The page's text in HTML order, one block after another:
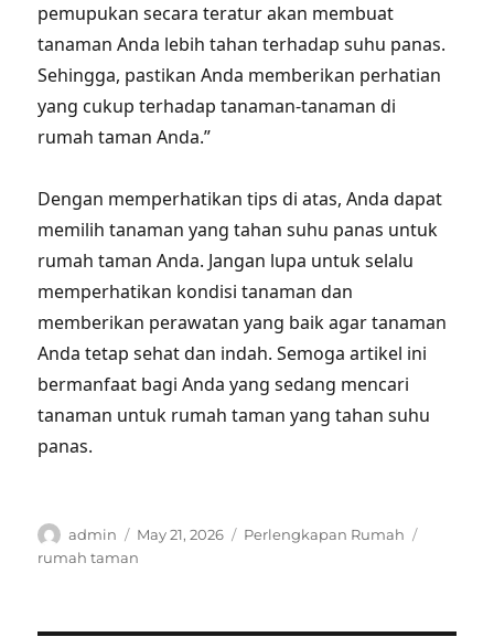
pemupukan secara teratur akan membuat
tanaman Anda lebih tahan terhadap suhu panas.
Sehingga, pastikan Anda memberikan perhatian
yang cukup terhadap tanaman-tanaman di
rumah taman Anda.”
Dengan memperhatikan tips di atas, Anda dapat
memilih tanaman yang tahan suhu panas untuk
rumah taman Anda. Jangan lupa untuk selalu
memperhatikan kondisi tanaman dan
memberikan perawatan yang baik agar tanaman
Anda tetap sehat dan indah. Semoga artikel ini
bermanfaat bagi Anda yang sedang mencari
tanaman untuk rumah taman yang tahan suhu
panas.
Author
admin
Posted
on
May 21, 2026 Categories
Perlengkapan Rumah
rumah taman